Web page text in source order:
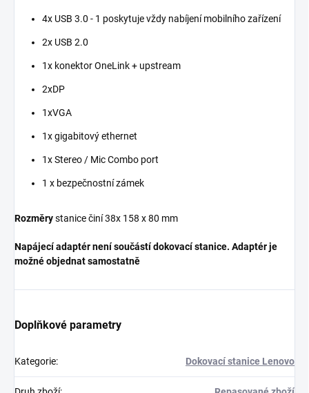
4x USB 3.0 - 1 poskytuje vždy nabíjení mobilního zařízení
2x USB 2.0
1x konektor OneLink + upstream
2xDP
1xVGA
1x gigabitový ethernet
1x Stereo / Mic Combo port
1 x bezpečnostní zámek
Rozměrystanice činí 38x 158 x 80 mm
Napájecí adaptér není součástí dokovací stanice. Adaptér je
možné objednat samostatně
Doplňkové parametry
Kategorie: Dokovací stanice Lenovo